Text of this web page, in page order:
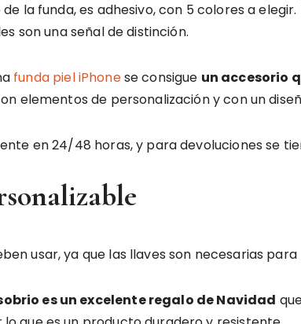
la funda, es adhesivo, con 5 colores a
son una señal de distinción.
funda piel iPhonese consigue un accesorio
elementos de personalización y con un
en 24/48 horas, y para devoluciones se
usar, ya que las llaves son necesarias
es un excelente regalo de Navidad